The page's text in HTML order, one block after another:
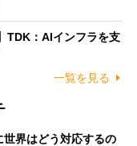
TDK：AIインフラを支
一覧を見る
界はどう対応するの